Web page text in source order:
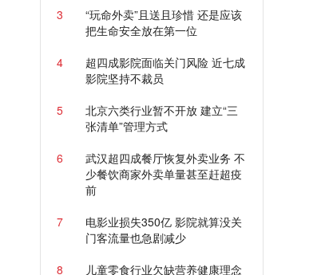
3
“玩命外卖”且送且珍惜 还是应该
把生命安全放在第一位
4
超四成影院面临关门风险 近七成
影院坚持不裁员
5
北京六类行业暂不开放 建立“三
张清单”管理方式
6
武汉超四成餐厅恢复外卖业务 不
少餐饮商家外卖单量甚至赶超疫
前
7
电影业损失350亿 影院就算没关
门客流量也急剧减少
8
儿童零食行业欠缺营养健康理念